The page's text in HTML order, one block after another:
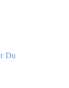
Du